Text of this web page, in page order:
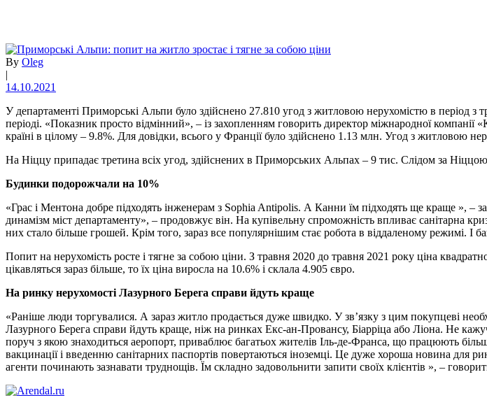
By Oleg
|
14.10.2021
У департаменті Приморські Альпи було здійснено 27.810 угод з житловою нерухомістю в період
періоді. «Показник просто відмінний», – із захопленням говорить директор міжнародної
країні в цілому – 9.8%. Для довідки, всього у Франції було здійснено 1.13 млн. Угод з житловою
На Ніццу припадає третина всіх угод, здійснених в Приморських Альпах – 9 тис. Слідом за
Будинки подорожчали на 10%
«Грас і Ментона добре підходять інженерам з Sophia Antipolis. А Канни їм підходять ще краще », –
динамізм міст департаменту», – продовжує він. На купівельну спроможність впливає
них стало більше грошей. Крім того, зараз все популярнішим стає робота в віддаленому режимі.
Попит на нерухомість росте і тягне за собою ціни. З травня 2020 до травня 2021 року ціна
цікавляться зараз більше, то їх ціна виросла на 10.6% і склала 4.905 євро.
На ринку нерухомості Лазурного Берега справи йдуть краще
«Раніше люди торгувалися. А зараз житло продається дуже швидко. У зв’язку з цим покупцеві
Лазурного Берега справи йдуть краще, ніж на ринках Екс-ан-Провансу, Біарріца або Ліона. Не
поруч з якою знаходиться аеропорт, приваблює багатьох жителів Іль-де-Франса, що працюють
вакцинації і введенню санітарних паспортів повертаються іноземці. Це дуже хороша новина
агенти починають зазнавати труднощів. Їм складно задовольнити запити своїх клієнтів », –